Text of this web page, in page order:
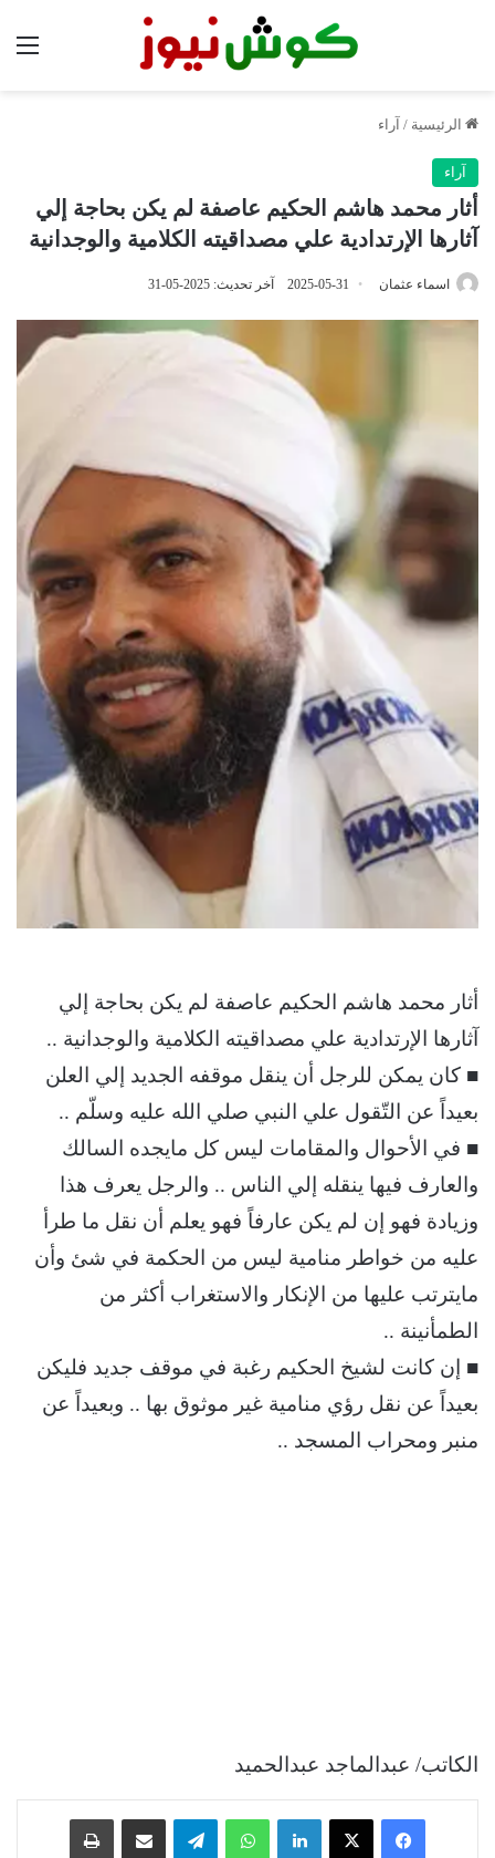
الرئيسية / آراء
آراء
أثار محمد هاشم الحكيم عاصفة لم يكن بحاجة إلي
آثارها الإرتدادية علي مصداقيته الكلامية والوجدانية
اسماء عثمان 2025-05-31 آخر تحديث: 2025-05-31
أثار محمد هاشم الحكيم عاصفة لم يكن بحاجة إلي
آثارها الإرتدادية علي مصداقيته الكلامية والوجدانية ..
■ كان يمكن للرجل أن ينقل موقفه الجديد إلي العلن
بعيداً عن التّقول علي النبي صلي الله عليه وسلّم ..
■ في الأحوال والمقامات ليس كل مايجده السالك
والعارف فيها ينقله إلي الناس .. والرجل يعرف هذا
وزيادة فهو إن لم يكن عارفاً فهو يعلم أن نقل ما طرأ
عليه من خواطر منامية ليس من الحكمة في شئ وأن
مايترتب عليها من الإنكار والاستغراب أكثر من
الطمأنينة ..
■ إن كانت لشيخ الحكيم رغبة في موقف جديد فليكن
بعيداً عن نقل رؤي منامية غير موثوق بها .. وبعيداً عن
منبر ومحراب المسجد ..
الكاتب/ عبدالماجد عبدالحميد
فيسبوك ‫X لينكدإن واتساب تيلقرام